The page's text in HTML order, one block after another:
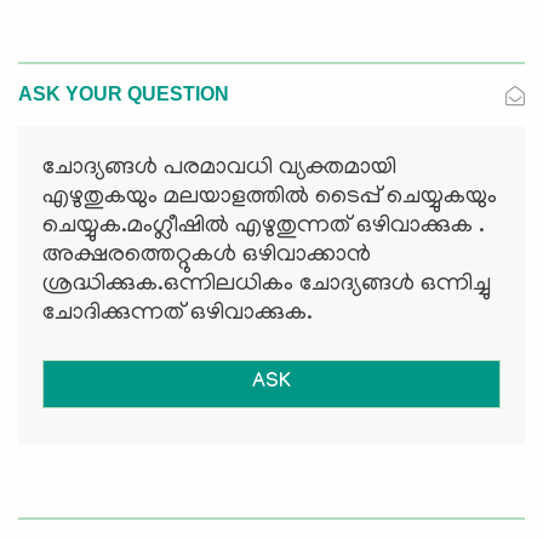
ASK YOUR QUESTION
ചോദ്യങ്ങള്‍ പരമാവധി വ്യക്തമായി
എഴുതുകയും മലയാളത്തില്‍ ടൈപ്പ് ചെയ്യുകയും
ചെയ്യുക.മംഗ്ലീഷില്‍ എഴുതുന്നത് ഒഴിവാക്കുക .
അക്ഷരത്തെറ്റുകള്‍ ഒഴിവാക്കാന്‍
ശ്രദ്ധിക്കുക.ഒന്നിലധികം ചോദ്യങ്ങള്‍ ഒന്നിച്ചു
ചോദിക്കുന്നത് ഒഴിവാക്കുക.
ASK